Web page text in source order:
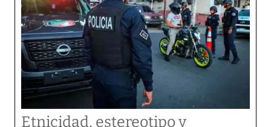
Etnicidad, estereotipo y